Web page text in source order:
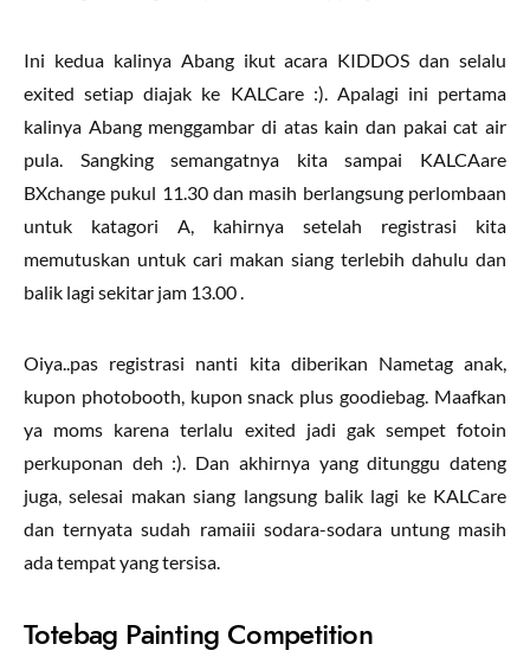
Ini kedua kalinya Abang ikut acara KIDDOS dan selalu
exited setiap diajak ke KALCare :). Apalagi ini pertama
kalinya Abang menggambar di atas kain dan pakai cat air
pula. Sangking semangatnya kita sampai KALCAare
BXchange pukul 11.30 dan masih berlangsung perlombaan
untuk katagori A, kahirnya setelah registrasi kita
memutuskan untuk cari makan siang terlebih dahulu dan
balik lagi sekitar jam 13.00 .
Oiya..pas registrasi nanti kita diberikan Nametag anak,
kupon photobooth, kupon snack plus goodiebag. Maafkan
ya moms karena terlalu exited jadi gak sempet fotoin
perkuponan deh :). Dan akhirnya yang ditunggu dateng
juga, selesai makan siang langsung balik lagi ke KALCare
dan ternyata sudah ramaiii sodara-sodara untung masih
ada tempat yang tersisa.
Totebag Painting Competition